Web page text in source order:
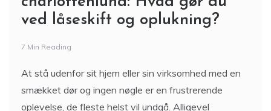
ved låseskift og oplukning?
7 Min Reading
At stå udenfor sit hjem eller sin virksomhed med en
smækket dør og ingen nøgle er en frustrerende
oplevelse, de fleste helst vil undgå. Alligevel